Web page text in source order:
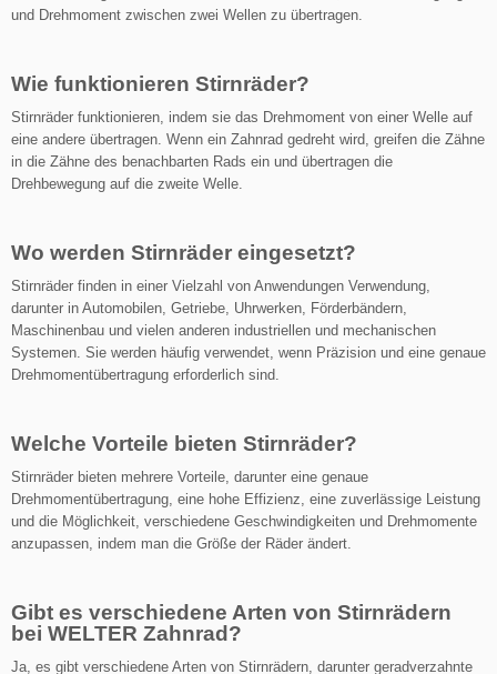
und Drehmoment zwischen zwei Wellen zu übertragen.
Wie funktionieren Stirnräder?
Stirnräder funktionieren, indem sie das Drehmoment von einer Welle auf
eine andere übertragen. Wenn ein Zahnrad gedreht wird, greifen die Zähne
in die Zähne des benachbarten Rads ein und übertragen die
Drehbewegung auf die zweite Welle.
Wo werden Stirnräder eingesetzt?
Stirnräder finden in einer Vielzahl von Anwendungen Verwendung,
darunter in Automobilen, Getriebe, Uhrwerken, Förderbändern,
Maschinenbau und vielen anderen industriellen und mechanischen
Systemen. Sie werden häufig verwendet, wenn Präzision und eine genaue
Drehmomentübertragung erforderlich sind.
Welche Vorteile bieten Stirnräder?
Stirnräder bieten mehrere Vorteile, darunter eine genaue
Drehmomentübertragung, eine hohe Effizienz, eine zuverlässige Leistung
und die Möglichkeit, verschiedene Geschwindigkeiten und Drehmomente
anzupassen, indem man die Größe der Räder ändert.
Gibt es verschiedene Arten von Stirnrädern
bei WELTER Zahnrad?
Ja, es gibt verschiedene Arten von Stirnrädern, darunter geradverzahnte